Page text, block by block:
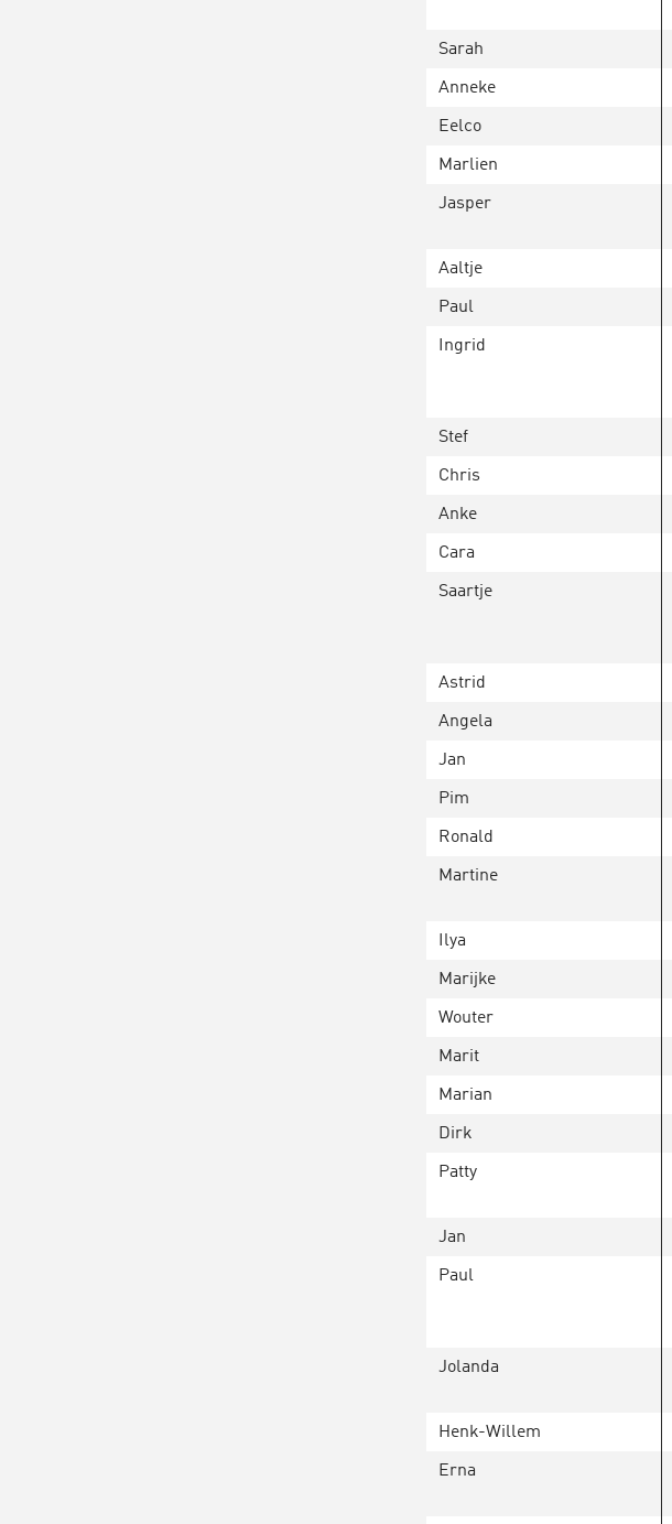
Sarah
Anneke
Eelco
Marlien
Jasper
Aaltje
Paul
Ingrid
Stef
Chris
Anke
Cara
Saartje
Astrid
Angela
Jan
Pim
Ronald
Martine
Ilya
Marijke
Wouter
Marit
Marian
Dirk
Patty
Jan
Paul
Jolanda
Henk-Willem
Erna